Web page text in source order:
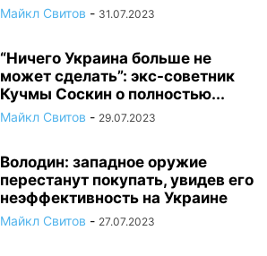
Майкл Свитов - 31.07.2023
“Ничего Украина больше не
может сделать”: экс-советник
Кучмы Соскин о полностью...
Майкл Свитов - 29.07.2023
Володин: западное оружие
перестанут покупать, увидев его
неэффективность на Украине
Майкл Свитов - 27.07.2023